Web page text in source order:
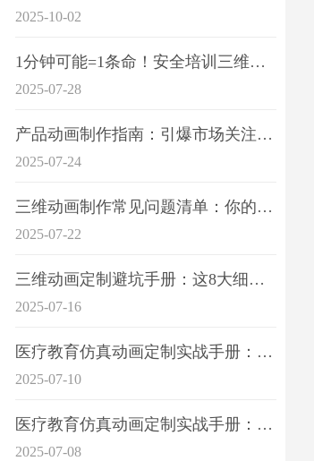
2025-10-02
1分钟可能=1条命！安全培训三维动画制作成本效益深度拆解
2025-07-28
产品动画制作指南：引爆市场关注的视觉引擎
2025-07-24
三维动画制作常见问题清单：你的项目是否踩中这6大技术雷区？
2025-07-22
三维动画定制避坑手册：这8大细节重点关注
2025-07-16
医疗教育仿真动画定制实战手册：击破传统医学教育7大痛点
2025-07-10
医疗教育仿真动画定制实战手册：解决传统教学的7大痛点
2025-07-08